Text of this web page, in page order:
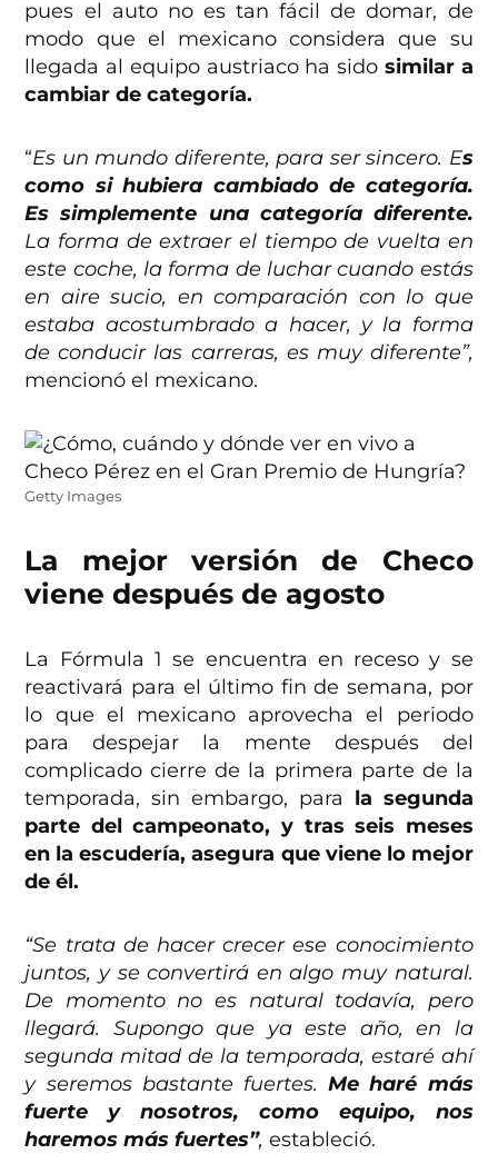
pues el auto no es tan fácil de domar, de
modo que el mexicano considera que su
llegada al equipo austriaco ha sido similar a
cambiar de categoría.
“Es un mundo diferente, para ser sincero. Es
como si hubiera cambiado de categoría.
Es simplemente una categoría diferente.
La forma de extraer el tiempo de vuelta en
este coche, la forma de luchar cuando estás
en aire sucio, en comparación con lo que
estaba acostumbrado a hacer, y la forma
de conducir las carreras, es muy diferente”,
mencionó el mexicano.
Getty Images
La mejor versión de Checo
viene después de agosto
La Fórmula 1 se encuentra en receso y se
reactivará para el último fin de semana, por
lo que el mexicano aprovecha el periodo
para despejar la mente después del
complicado cierre de la primera parte de la
temporada, sin embargo, para la segunda
parte del campeonato, y tras seis meses
en la escudería, asegura que viene lo mejor
de él.
“Se trata de hacer crecer ese conocimiento
juntos, y se convertirá en algo muy natural.
De momento no es natural todavía, pero
llegará. Supongo que ya este año, en la
segunda mitad de la temporada, estaré ahí
y seremos bastante fuertes.Me haré más
fuerte y nosotros, como equipo, nos
haremos más fuertes”, estableció.